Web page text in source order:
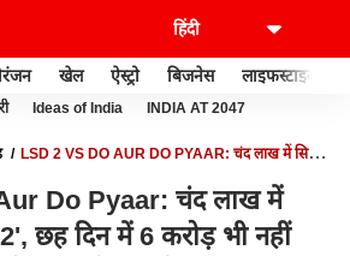
खेल ऐस्ट्रो बिजनेस लाइफस्टाइल
Ideas of India INDIA AT 2047
LSD 2 VS DO AUR DO PYAAR: चंद लाख में सिमटी
Do Pyaar: चंद लाख में
छह दिन में 6 करोड़ भी नहीं